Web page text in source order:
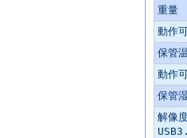
重量
動作
保管
動作
保管
解像